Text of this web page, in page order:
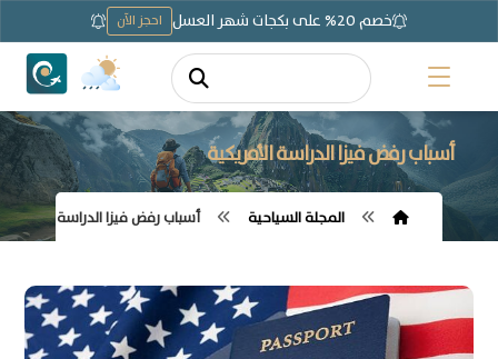
خصم 20% على بكجات شهر العسل احجز الآن
أسباب رفض فيزا الدراسة الأمريكية
المجلة السياحية أسباب رفض فيزا الدراسة الأمريكية